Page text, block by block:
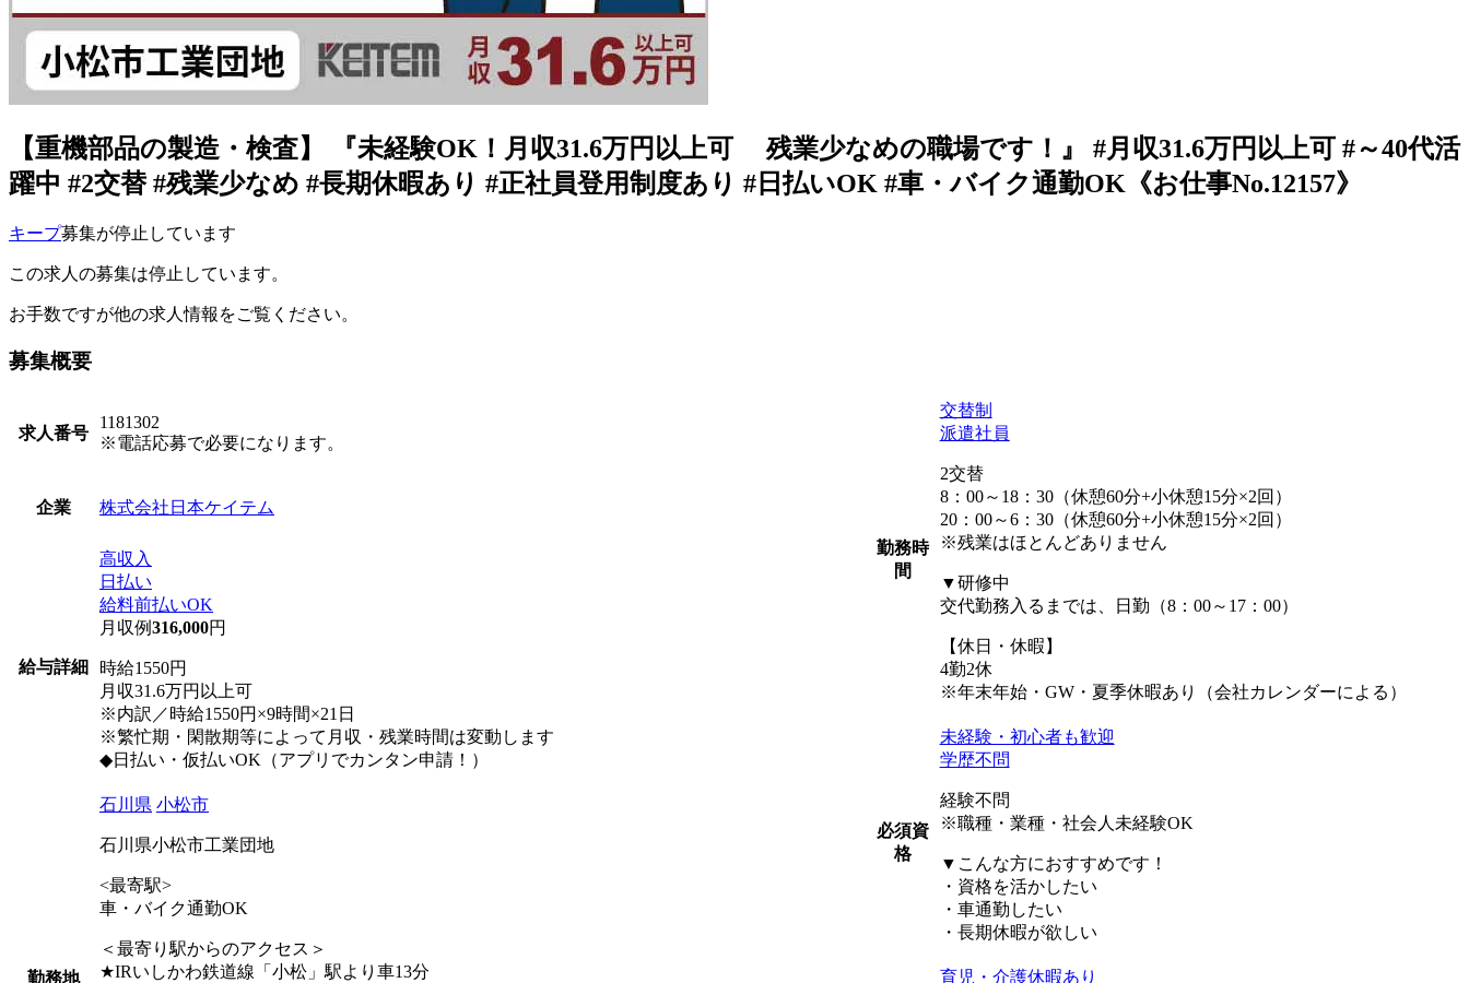
【重機部品の製造・検査】 『未経験OK！月収31.6万円以上可 残業少なめの職場です！』 #月収31.6万円以上可 #～40代活
躍中 #2交替 #残業少なめ #長期休暇あり #正社員登用制度あり #日払いOK #車・バイク通勤OK《お仕事No.12157》
キープ募集が停止しています
この求人の募集は停止しています。
お手数ですが他の求人情報をご覧ください。
募集概要
求人番号
1181302
※電話応募で必要になります。
企業 株式会社日本ケイテム
給与詳細
高収入
日払い
給料前払いOK
月収例316,000円
時給1550円
月収31.6万円以上可
※内訳／時給1550円×9時間×21日
※繁忙期・閑散期等によって月収・残業時間は変動します
◆日払い・仮払いOK（アプリでカンタン申請！）
勤務地
石川県 小松市
石川県小松市工業団地
<最寄駅>
車・バイク通勤OK
＜最寄り駅からのアクセス＞
★IRいしかわ鉄道線「小松」駅より車13分
勤務時
間
交替制
派遣社員
2交替
8：00～18：30（休憩60分+小休憩15分×2回）
20：00～6：30（休憩60分+小休憩15分×2回）
※残業はほとんどありません
▼研修中
交代勤務入るまでは、日勤（8：00～17：00）
【休日・休暇】
4勤2休
※年末年始・GW・夏季休暇あり（会社カレンダーによる）
必須資
格
未経験・初心者も歓迎
学歴不問
経験不問
※職種・業種・社会人未経験OK
▼こんな方におすすめです！
・資格を活かしたい
・車通勤したい
・長期休暇が欲しい
育児・介護休暇あり